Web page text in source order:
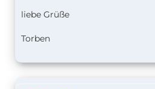
liebe Grüße
Torben